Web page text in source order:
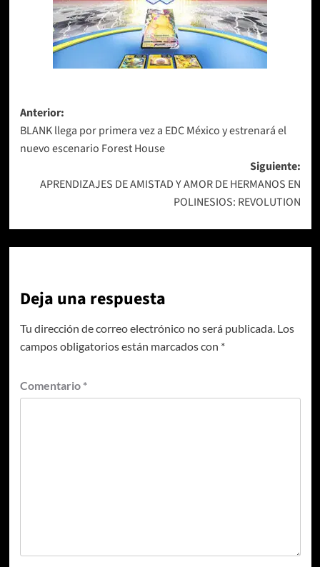
Navegación
de
entradas
Anterior:
BLANK llega por primera vez a EDC México y estrenará el
nuevo escenario Forest House
Siguiente:
APRENDIZAJES DE AMISTAD Y AMOR DE HERMANOS EN
POLINESIOS: REVOLUTION
Deja una respuesta
Tu dirección de correo electrónico no será publicada. Los
campos obligatorios están marcados con *
Comentario *